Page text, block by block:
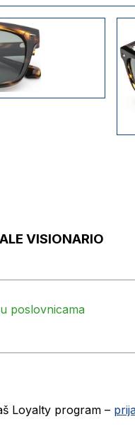
VISIONARIO
poslovnicama
Loyalty program –